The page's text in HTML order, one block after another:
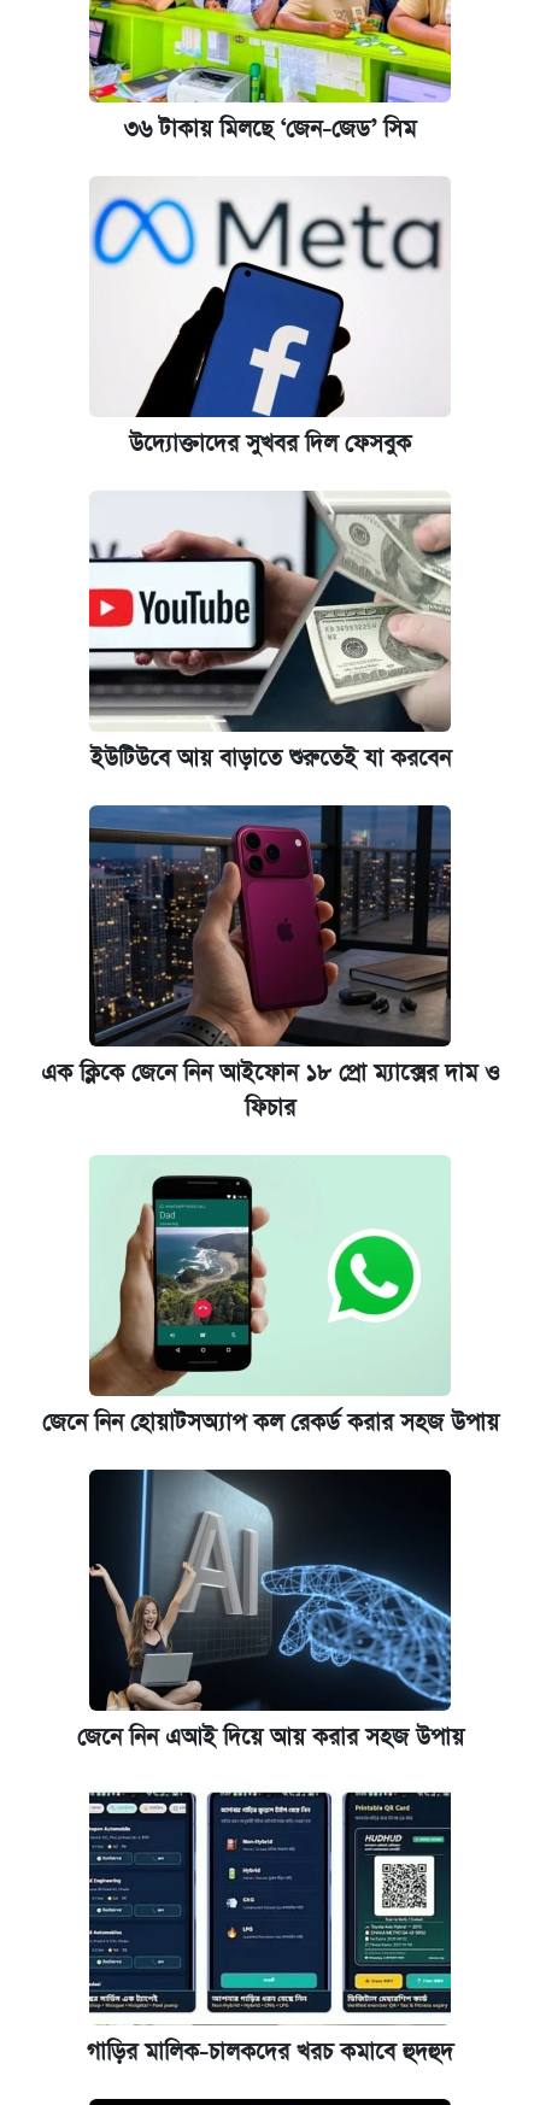
রাষ্ট্রবিরোধী কর্মকাণ্ড: ঢাবির কয়েকজন শিক্ষকের
বিরুদ্ধে ব্যবস্থা
আজকের বাজারে স্বর্ণের দাম (৬ আগস্ট)
কেমব্রিজ বিশ্ববিদ্যালয়ের এমবিএ স্কলারশিপে
আবেদন শুরু
৩৬ টাকায় মিলছে ‘জেন-জেড’ সিম
উদ্যোক্তাদের সুখবর দিল ফেসবুক
ইউটিউবে আয় বাড়াতে শুরুতেই যা করবেন
এক ক্লিকে জেনে নিন আইফোন ১৮ প্রো ম্যাক্সের দাম ও
ফিচার
জেনে নিন হোয়াটসঅ্যাপ কল রেকর্ড করার সহজ উপায়
জেনে নিন এআই দিয়ে আয় করার সহজ উপায়
গাড়ির মালিক-চালকদের খরচ কমাবে হুদহুদ